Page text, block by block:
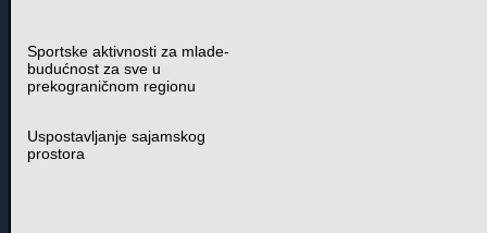
Sportske aktivnosti za mlade-
budućnost za sve u
prekograničnom regionu
Uspostavljanje sajamskog
prostora